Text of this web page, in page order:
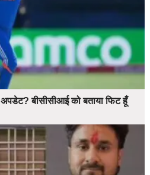
बीसीसीआई को बताया फिट हूँ